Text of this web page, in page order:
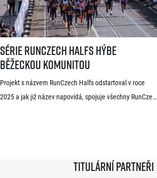
dlouhodobě žijící ve Španělsku Rodrigue Kwizera. […]
Série RunCzech Halfs hýbe
běžeckou komunitou
Projekt s názvem RunCzech Halfs odstartoval v roce
2025 a jak již název napovídá, spojuje všechny RunCzech
sezónu a od startu tak uběhlo teprve 18 měsíců,
Série RunCzech Halfs hýbe běžeckou komunitou
Titulární partneři